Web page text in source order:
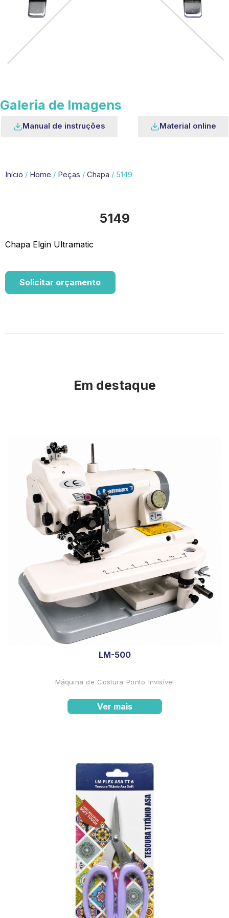
Galeria de Imagens
Manual de instruções Material online
Início / Home / Peças / Chapa / 5149
5149
Chapa Elgin Ultramatic
Solicitar orçamento
Em destaque
LM-500
Máquina de Costura Ponto Invisível
Ver mais